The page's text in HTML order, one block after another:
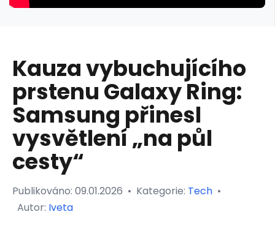
Kauza vybuchujícího
prstenu Galaxy Ring:
Samsung přinesl
vysvětlení „na půl
cesty“
Publikováno: 09.01.2026 • Kategorie: Tech •
Autor: Iveta